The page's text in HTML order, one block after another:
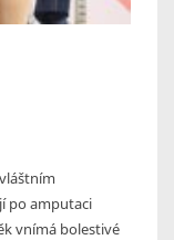
po amputaci
vnímá bolestivé